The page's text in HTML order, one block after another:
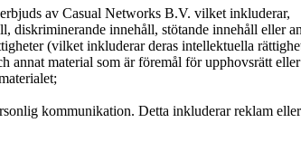
av Casual Networks B.V. vilket inkluderar,
diskriminerande innehåll, stötande innehåll eller
(vilket inkluderar deras intellektuella
material som är föremål för upphovsrätt
kommunikation. Detta inkluderar reklam